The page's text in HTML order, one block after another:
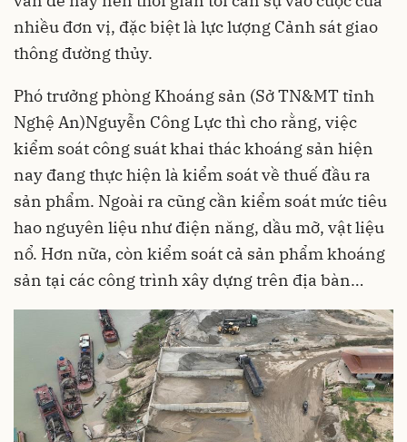
nhiều đơn vị, đặc biệt là lực lượng Cảnh sát giao
thông đường thủy.
Phó trưởng phòng Khoáng sản (Sở TN&MT tỉnh
Nghệ An)Nguyễn Công Lực thì cho rằng, việc
kiểm soát công suát khai thác khoáng sản hiện
nay đang thực hiện là kiểm soát về thuế đầu ra
sản phẩm. Ngoài ra cũng cần kiểm soát mức tiêu
hao nguyên liệu như điện năng, dầu mỡ, vật liệu
nổ. Hơn nữa, còn kiểm soát cả sản phẩm khoáng
sản tại các công trình xây dựng trên địa bàn…